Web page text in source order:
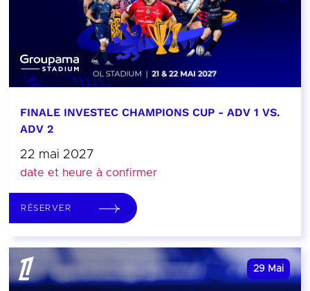
FINALE INVESTEC CHAMPIONS CUP - ADV 1 VS.
ADV 2
22 mai 2027
date et heure à confirmer
RÉSERVER
29 Mai